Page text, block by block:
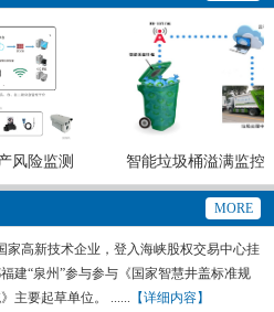
险监测
智能垃圾桶溢满监控系
MORE
家高新技术企业，登入海峡股权交易中心挂
建“泉州”参与参与《国家智慧井盖标准规
主要起草单位。 ...... 【详细内容】